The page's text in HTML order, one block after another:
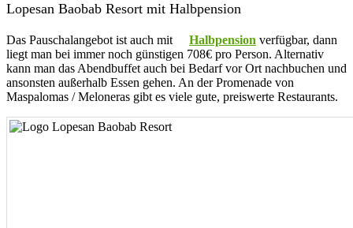
Lopesan Baobab Resort mit Halbpension
Das Pauschalangebot ist auch mit Halbpension verfügbar, dann
liegt man bei immer noch günstigen 708€ pro Person. Alternativ
kann man das Abendbuffet auch bei Bedarf vor Ort nachbuchen und
ansonsten außerhalb Essen gehen. An der Promenade von
Maspalomas / Meloneras gibt es viele gute, preiswerte Restaurants.